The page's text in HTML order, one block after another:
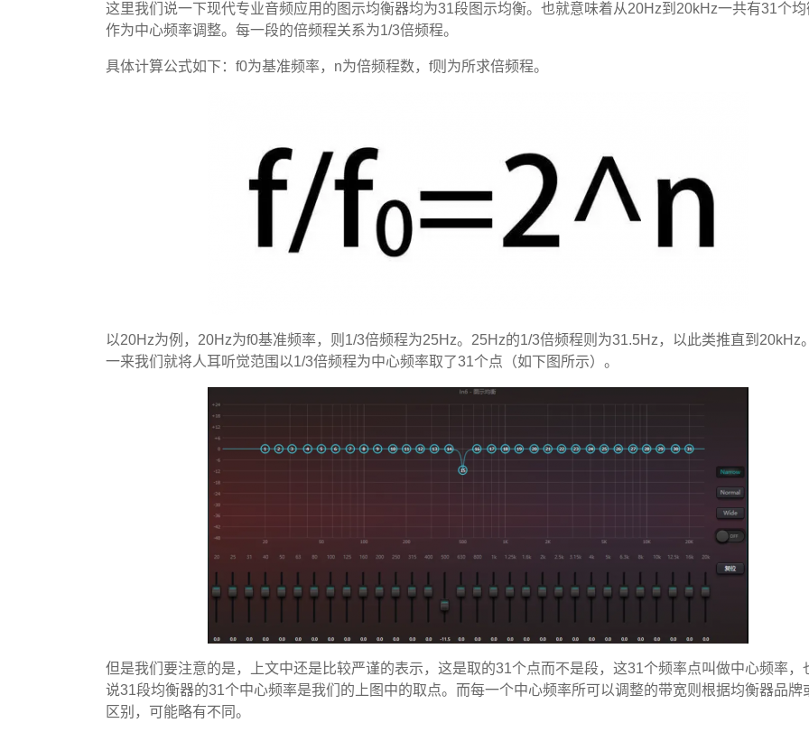
这里我们说一下现代专业音频应用的图示均衡器均为31段图示均衡。也就意味着从20Hz到20kHz一共有31个
作为中心频率调整。每一段的倍频程关系为1/3倍频程。
具体计算公式如下：f0为基准频率，n为倍频程数，f则为所求倍频程。
以20Hz为例，20Hz为f0基准频率，则1/3倍频程为25Hz。25Hz的1/3倍频程则为31.5Hz，以此类推直到20kHz
一来我们就将人耳听觉范围以1/3倍频程为中心频率取了31个点（如下图所示）。
但是我们要注意的是，上文中还是比较严谨的表示，这是取的31个点而不是段，这31个频率点叫做中心频率，
说31段均衡器的31个中心频率是我们的上图中的取点。而每一个中心频率所可以调整的带宽则根据均衡器品牌
区别，可能略有不同。